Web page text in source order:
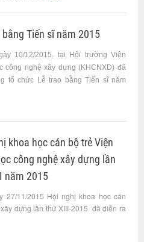
bằng Tiến sĩ năm 2015
10/12/2015, tại Hội trường Viện
công nghệ xây dựng (KHCNXD) đã
tổ chức Lễ trao bằng Tiến sĩ năm
khoa học cán bộ trẻ Viện
công nghệ xây dựng lần
năm 2015
27/11/2015 Hội nghị khoa học cán
dựng lần thứ XIII-2015 đã diễn ra